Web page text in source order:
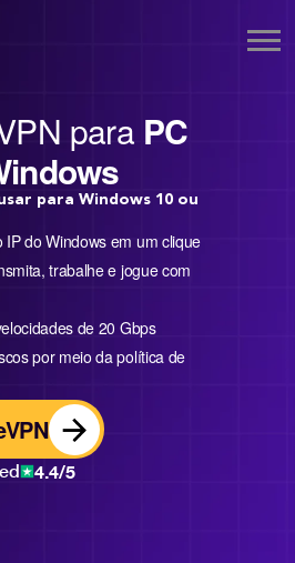
para PC
para Windows 10 ou
do Windows em um clique
trabalhe e jogue com
de 20 Gbps
por meio da política de
4.4/5